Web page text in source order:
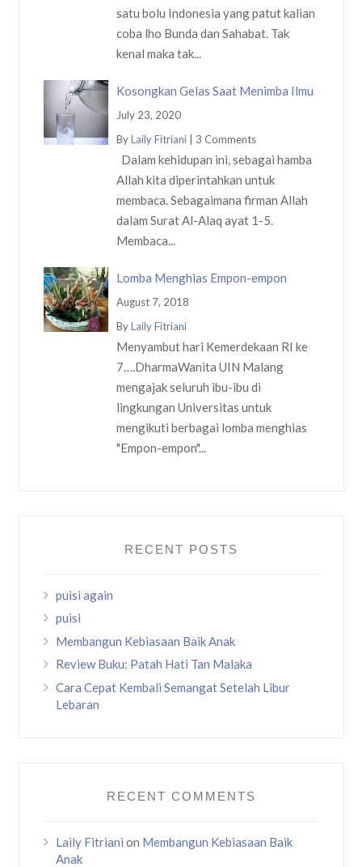
satu bolu Indonesia yang patut kalian
coba lho Bunda dan Sahabat. Tak
kenal maka tak...
Kosongkan Gelas Saat Menimba Ilmu
July 23, 2020
ByLaily Fitriani| 3 Comments
Dalam kehidupan ini, sebagai hamba
Allah kita diperintahkan untuk
membaca. Sebagaimana firman Allah
dalam Surat Al-Alaq ayat 1-5.
Membaca...
Lomba Menghias Empon-empon
August 7, 2018
ByLaily Fitriani
Menyambut hari Kemerdekaan RI ke
7….DharmaWanita UIN Malang
mengajak seluruh ibu-ibu di
lingkungan Universitas untuk
mengikuti berbagai lomba menghias
"Empon-empon"...
RECENT POSTS
puisi again
puisi
Membangun Kebiasaan Baik Anak
Review Buku: Patah Hati Tan Malaka
Cara Cepat Kembali Semangat Setelah Libur
Lebaran
RECENT COMMENTS
Laily Fitriani on Membangun Kebiasaan Baik
Anak